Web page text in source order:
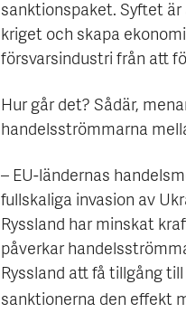
sanktionspaket. Syftet
kriget och skapa
försvarsindustri från att
Hur går det? Sådär,
handelsströmmarna
– EU-ländernas
fullskaliga invasion av
Ryssland har minskat
påverkar
Ryssland att få tillgång
sanktionerna den effekt